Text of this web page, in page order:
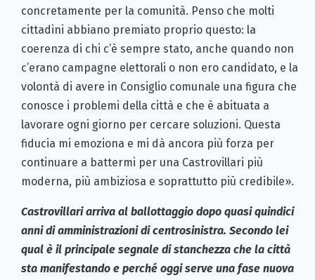
concretamente per la comunità. Penso che molti
cittadini abbiano premiato proprio questo: la
coerenza di chi c’è sempre stato, anche quando non
c’erano campagne elettorali o non ero candidato, e la
volontà di avere in Consiglio comunale una figura che
conosce i problemi della città e che è abituata a
lavorare ogni giorno per cercare soluzioni. Questa
fiducia mi emoziona e mi dà ancora più forza per
continuare a battermi per una Castrovillari più
moderna, più ambiziosa e soprattutto più credibile».
Castrovillari arriva al ballottaggio dopo quasi quindici
anni di amministrazioni di centrosinistra. Secondo lei
qual è il principale segnale di stanchezza che la città
sta manifestando e perché oggi serve una fase nuova